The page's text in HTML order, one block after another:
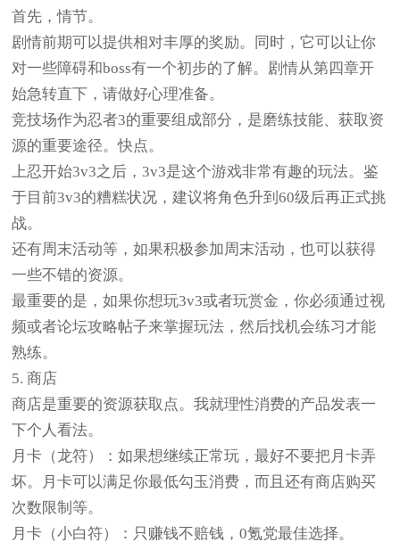
首先，情节。
剧情前期可以提供相对丰厚的奖励。同时，它可以让你
对一些障碍和boss有一个初步的了解。剧情从第四章开
始急转直下，请做好心理准备。
竞技场作为忍者3的重要组成部分，是磨练技能、获取资
源的重要途径。快点。
上忍开始3v3之后，3v3是这个游戏非常有趣的玩法。鉴
于目前3v3的糟糕状况，建议将角色升到60级后再正式挑
战。
还有周末活动等，如果积极参加周末活动，也可以获得
一些不错的资源。
最重要的是，如果你想玩3v3或者玩赏金，你必须通过视
频或者论坛攻略帖子来掌握玩法，然后找机会练习才能
熟练。
5. 商店
商店是重要的资源获取点。我就理性消费的产品发表一
下个人看法。
月卡（龙符）：如果想继续正常玩，最好不要把月卡弄
坏。月卡可以满足你最低勾玉消费，而且还有商店购买
次数限制等。
月卡（小白符）：只赚钱不赔钱，0氪党最佳选择。